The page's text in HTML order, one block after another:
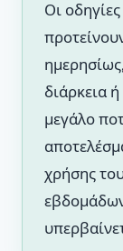
Οι
διάρκεια
μεγάλο
χρήσης